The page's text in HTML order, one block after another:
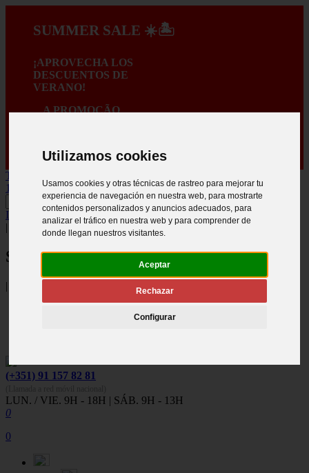
Utilizamos cookies
Usamos cookies y otras técnicas de rastreo para mejorar tu
experiencia de navegación en nuestra web, para mostrarte
contenidos personalizados y anuncios adecuados, para
analizar el tráfico en nuestra web y para comprender de
donde llegan nuestros visitantes.
Aceptar
Rechazar
Configurar
SUMMER SALE ☀️🏝️
¡APROVECHA LOS
DESCUENTOS DE
VERANO!
A PROMOÇÃO
TRANSPORTE GRATIS PARA COMPRAS SUPERIORES A
150€ *
INICIAR SESIÓN .Crear registro
|
Síganos
|
(+351) 91 157 82 81
LUN. / VIE. 9H - 18H | SÁB. 9H - 13H
0
0